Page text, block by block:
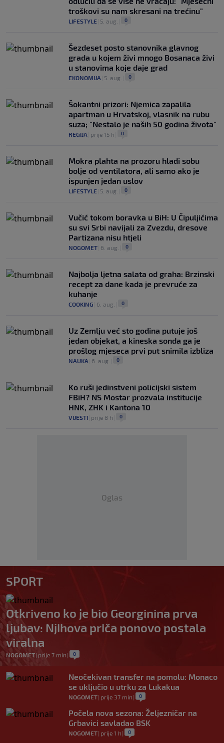
troškovi su nam skresani na trećinu"
LIFESTYLE 5. aug. 0
Šezdeset posto stanovnika glavnog
grada u kojem živi mnogo Bosanaca živi
u stanovima koje daje grad
EKONOMIJA 5. aug. 0
Šokantni prizori: Njemica zapalila
apartman u Hrvatskoj, vlasnik na rubu
suza; "Nestalo je naših 50 godina života"
REGIJA prije 15 h 0
Mokra plahta na prozoru hladi sobu
bolje od ventilatora, ali samo ako je
ispunjen jedan uslov
LIFESTYLE 5. aug. 0
Vučić tokom boravka u BiH: U Čipuljićima
su svi Srbi navijali za Zvezdu, dresove
Partizana nisu htjeli
NOGOMET 6. aug. 0
Najbolja ljetna salata od graha: Brzinski
recept za dane kada je prevruće za
kuhanje
COOKING 6. aug. 0
Uz Zemlju već sto godina putuje još
jedan objekat, a kineska sonda ga je
prošlog mjeseca prvi put snimila izbliza
NAUKA 6. aug. 0
Ko ruši jedinstveni policijski sistem
FBiH? NS Mostar prozvala institucije
HNK, ZHK i Kantona 10
VIJESTI prije 8 h 0
Oglas
SPORT
Otkriveno ko je bio Georginina prva
ljubav: Njihova priča ponovo postala
viralna
NOGOMET| prije 7 min | 0
Neočekivan transfer na pomolu: Monaco
se uključio u utrku za Lukakua
NOGOMET| prije 37 min | 0
Počela nova sezona: Željezničar na
Grbavici savladao BSK
NOGOMET| prije 1 h | 0